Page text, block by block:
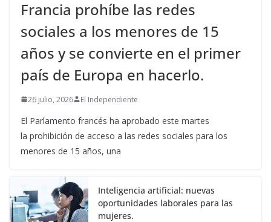
Francia prohíbe las redes
sociales a los menores de 15
años y se convierte en el primer
país de Europa en hacerlo.
26 julio, 2026 El Independiente
El Parlamento francés ha aprobado este martes
la prohibición de acceso a las redes sociales para los
menores de 15 años, una
Inteligencia artificial: nuevas
oportunidades laborales para las
mujeres.